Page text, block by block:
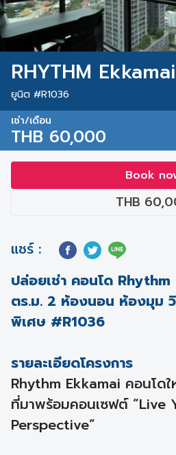
RHYTHM
ยูนิต #R1036
เช่า/เดือน
THB 60,000
Book
THB
แชร์ :
ปล่อยเช่า คอนโด
ตร.ม. 2 ห้องนอน ห้องมุม
พิเศษ #R1036
รายละเอียดโครงการ
Rhythm Ekkamai คอนโดใ
ที่มาพร้อมคอนเซฟต์ “Live
Perspective”